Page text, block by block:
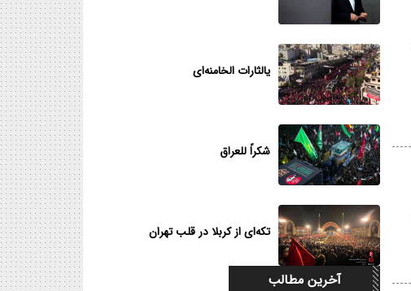
یالثارات الخامنه‌ای
شکراً للعراق
تکه‌ای از کربلا در قلب تهران
آخرین مطالب